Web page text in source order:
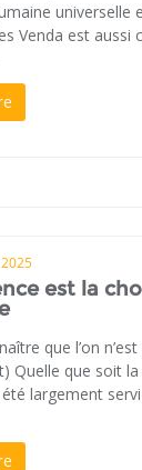
Venda est aussi
2025
est la
que l’on
Quelle que soit
largement servi